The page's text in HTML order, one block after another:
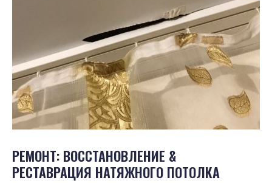
РЕМОНТ: ВОССТАНОВЛЕНИЕ &
РЕСТАВРАЦИЯ НАТЯЖНОГО ПОТОЛКА